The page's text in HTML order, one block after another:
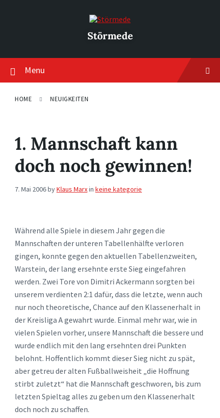
Störmede
Menu
HOME NEUIGKEITEN
1. Mannschaft kann
doch noch gewinnen!
7. Mai 2006byKlaus Marxin keine kategorie
Während alle Spiele in diesem Jahr gegen die
Mannschaften der unteren Tabellenhälfte verloren
gingen, konnte gegen den aktuellen Tabellenzweiten,
Warstein, der lang ersehnte erste Sieg eingefahren
werden. Zwei Tore von Dimitri Ackermann sorgten bei
unserem verdienten 2:1 dafür, dass die letzte, wenn auch
nur noch theoretische, Chance auf den Klassenerhalt in
der Kreisliga A gewahrt wurde. Einmal mehr war, wie in
vielen Spielen vorher, unsere Mannschaft die bessere und
wurde endlich mit den lang ersehnten drei Punkten
belohnt. Hoffentlich kommt dieser Sieg nicht zu spät,
aber getreu der alten Fußballweisheit „die Hoffnung
stirbt zuletzt“ hat die Mannschaft geschworen, bis zum
letzten Spieltag alles zu geben um den Klassenerhalt
doch noch zu schaffen.